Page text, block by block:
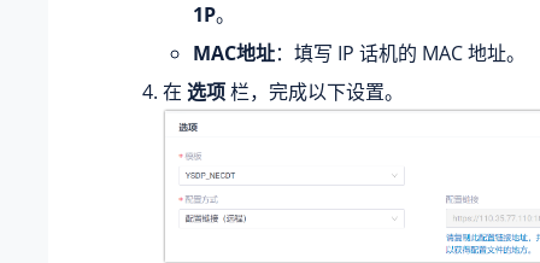
1P。
MAC地址：填写 IP 话机的 MAC 地址。
在 选项栏，完成以下设置。